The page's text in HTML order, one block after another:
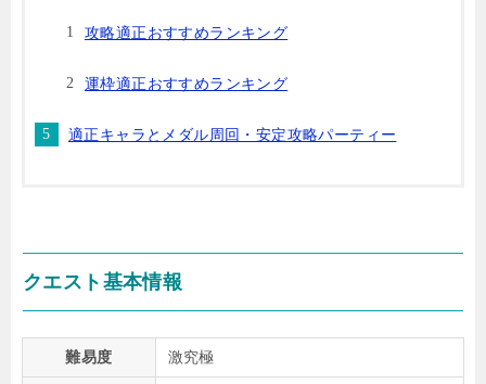
攻略適正おすすめランキング
運枠適正おすすめランキング
適正キャラとメダル周回・安定攻略パーティー
クエスト基本情報
難易度 激究極